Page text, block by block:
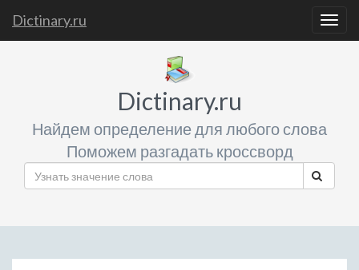
Dictinary.ru
Dictinary.ru
Найдем определение для любого слова
Поможем разгадать кроссворд